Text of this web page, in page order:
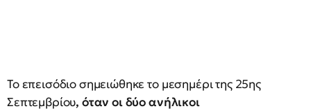
Το επεισόδιο σημειώθηκε το μεσημέρι της 25ης
Σεπτεμβρίου, όταν οι δύο ανήλικοι